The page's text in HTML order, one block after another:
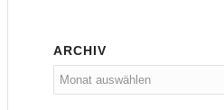
ARCHIV